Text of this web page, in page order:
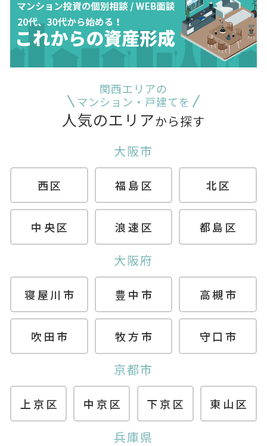
関西エリアの
マンション・戸建てを
人気のエリアから探す
大阪市
西区 福島区 北区
中央区 浪速区 都島区
大阪府
寝屋川市 豊中市 高槻市
吹田市 牧方市 守口市
京都市
上京区 中京区 下京区 東山区
兵庫県